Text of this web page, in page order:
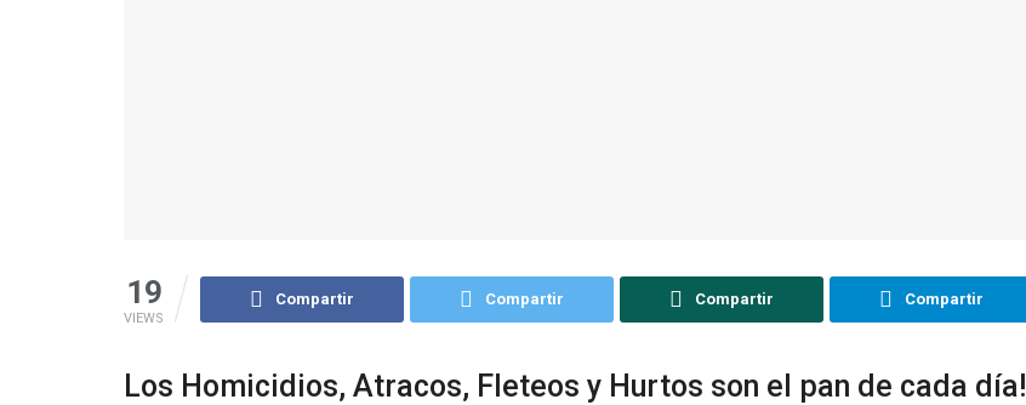
19
VIEWS
Compartir Compartir Compartir Compartir
Los Homicidios, Atracos, Fleteos y Hurtos son el pan de cada día!